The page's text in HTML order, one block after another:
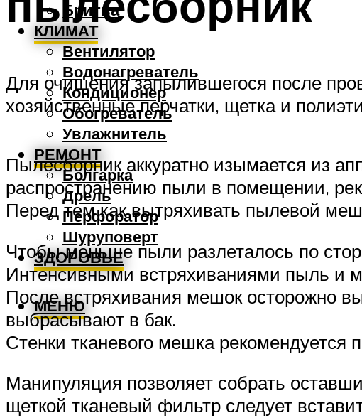
Бритва
КЛИМАТ
Вентилятор
Водонагреватель
Кондиционер
Обогреватель
Увлажнитель
РЕМОНТ
Болгарка
Дрель
Перфоратор
Шуруповерт
ЗДОРОВЬЕ
МЕНЮ
Для очищения запылившегося после
хозяйственные перчатки, щетка и
Пылесборник аккуратно изымается из
распространению пыли в помещении,
Перед тем как вытряхивать пылевой
Чтобы меньше пыли разлеталось по
Интенсивными встряхиваниями пыль и
После встряхивания мешок осторожно
выбрасывают в бак.
Стенки тканевого мешка рекомендуется
Манипуляция позволяет собрать
щеткой тканевый фильтр следует